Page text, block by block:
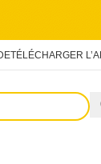
TÉLÉCHARGER